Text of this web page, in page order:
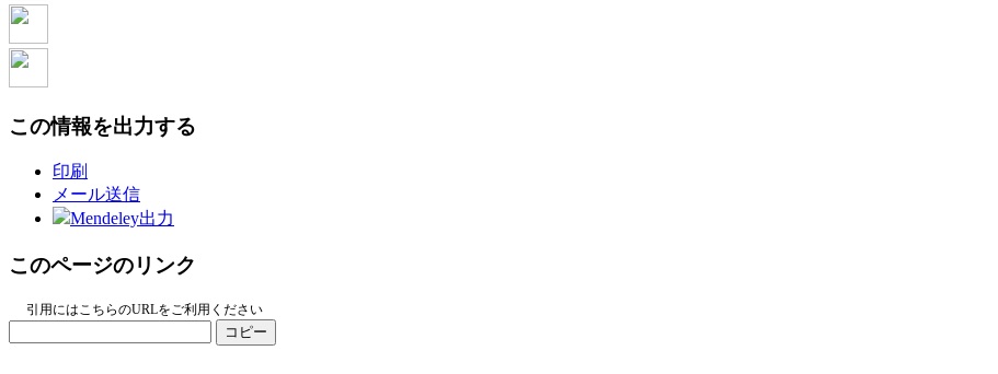
この情報を出力する
印刷
メール送信
Mendeley出力
このページのリンク
引用にはこちらのURLをご利用ください
コピー